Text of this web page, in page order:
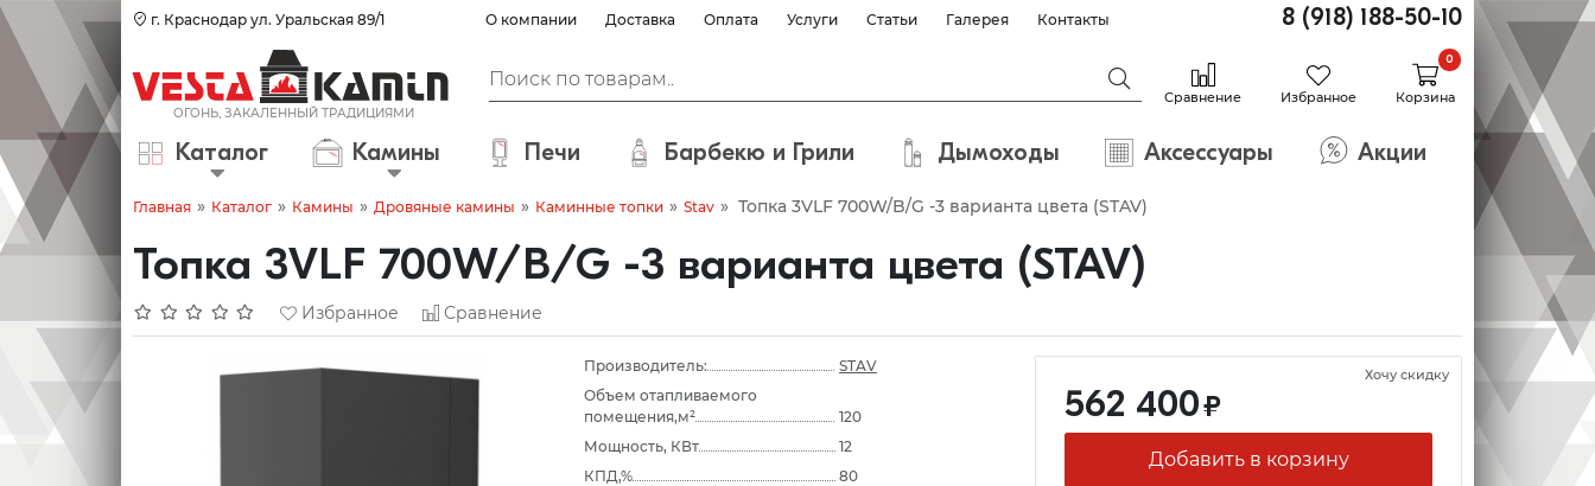
г. Краснодар ул. Уральская 89/1 О компании Доставка Оплата Услуги Статьи Галерея Контакты 8 (918) 188-50-10
Сравнение Избранное Корзина
0
Каталог Камины Печи Барбекю и Грили Дымоходы Аксессуары Акции
Главная » Каталог » Камины » Дровяные камины » Каминные топки » Stav » Топка 3VLF 700W/B/G -3 варианта цвета (STAV)
Топка 3VLF 700W/B/G -3 варианта цвета (STAV)
Избранное Сравнение
Производитель:
STAV
Объем отапливаемого
помещения,м²
120
Мощность, КВт
12
КПД,%
80
562 400₽
Добавить в корзину
Хочу скидку